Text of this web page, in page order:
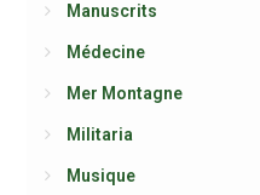
Manuscrits
Médecine
Mer Montagne
Militaria
Musique